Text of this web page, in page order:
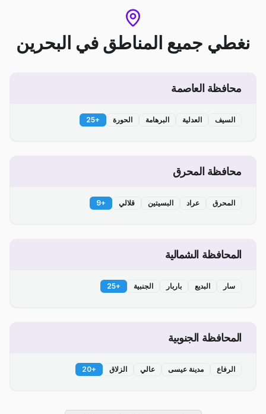
نغطي جميع المناطق في البحرين
محافظة العاصمة
السيف العدلية البرهامة الحورة +
25
محافظة المحرق
المحرق عراد البسيتين قلالي +
9
المحافظة الشمالية
سار البديع باربار الجنبية +
25
المحافظة الجنوبية
الرفاع مدينة عيسى عالي الزلاق +
20